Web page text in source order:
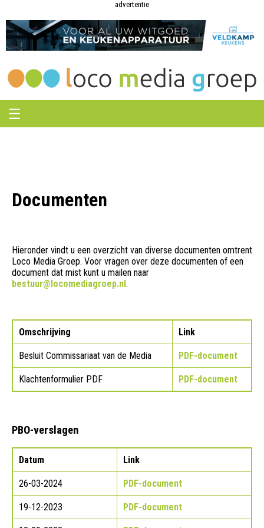
Groep
Groep
advertentie
☰
Documenten
Hieronder vindt u een overzicht van diverse documenten omtrent
Loco Media Groep. Voor vragen over deze documenten of een
document dat mist kunt u mailen naar
bestuur@locomediagroep.nl.
Omschrijving Link
Besluit Commissariaat van de Media PDF-document
Klachtenformulier PDF PDF-document
PBO-verslagen
Datum Link
26-03-2024 PDF-document
19-12-2023 PDF-document